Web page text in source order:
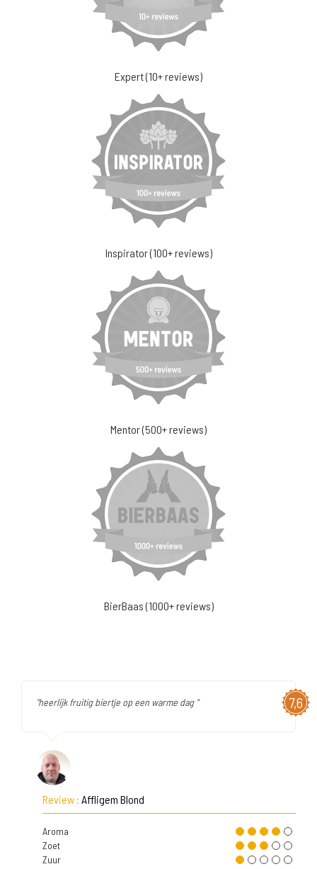
Expert (10+ reviews)
Inspirator (100+ reviews)
Mentor (500+ reviews)
BierBaas (1000+ reviews)
7,6
"heerlijk fruitig biertje op een warme dag "
Review : Affligem Blond
Aroma
Zoet
Zuur